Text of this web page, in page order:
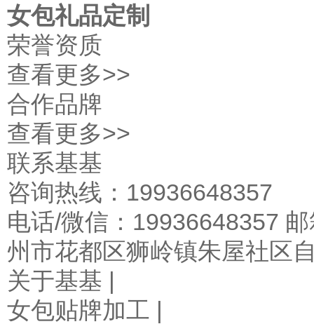
女包礼品定制
荣誉资质
查看更多>>
合作品牌
查看更多>>
联系基基
咨询热线：19936648357
电话/微信：19936648357
州市花都区狮岭镇朱屋社区
关于基基 |
女包贴牌加工 |